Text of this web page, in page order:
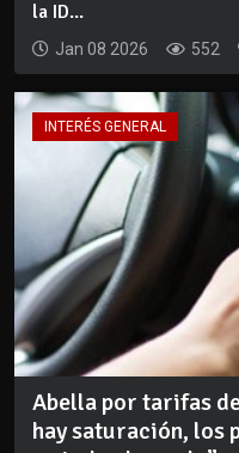
la ID...
Jan 08 2026 552
INTERÉS GENERAL
Abella por tarifas
hay saturación, los